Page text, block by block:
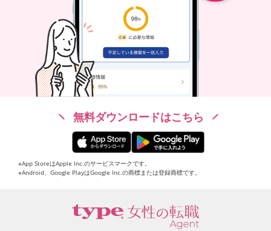
無料ダウンロードはこちら
※App StoreはApple Inc.のサービスマークです。
※Android、Google PlayはGoogle Inc.の商標または登録商標です。